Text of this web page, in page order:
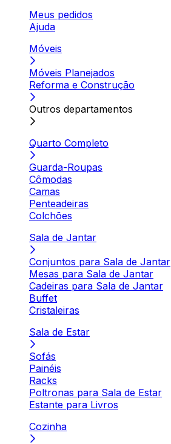
Meus pedidos
Ajuda
Móveis
Móveis Planejados
Reforma e Construção
Outros departamentos
Quarto Completo
Guarda-Roupas
Cômodas
Camas
Penteadeiras
Colchões
Sala de Jantar
Conjuntos para Sala de Jantar
Mesas para Sala de Jantar
Cadeiras para Sala de Jantar
Buffet
Cristaleiras
Sala de Estar
Sofás
Painéis
Racks
Poltronas para Sala de Estar
Estante para Livros
Cozinha